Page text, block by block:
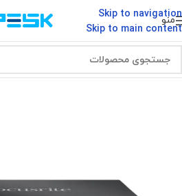
Skip to navigation
Skip to main content
منو